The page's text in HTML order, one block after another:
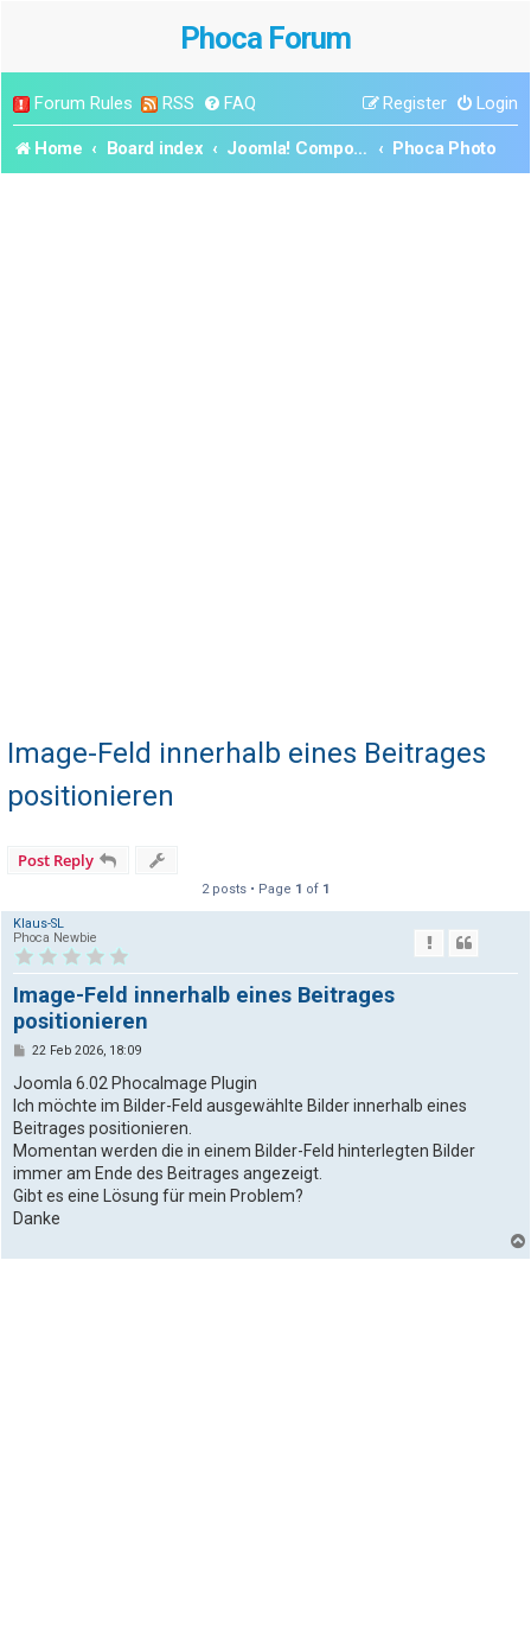
Phoca Forum
Forum Rules RSS FAQ Login
Register
Home Board index Joomla! Components Phoca Photo
Image-Feld innerhalb eines Beitrages
positionieren
Post Reply
2 posts • Page 1 of 1
Klaus-SL
Phoca Newbie
Image-Feld innerhalb eines Beitrages
positionieren
P
s
t
22 Feb 2026, 18:09
Joomla 6.02 PhocaImage Plugin
Ich möchte im Bilder-Feld ausgewählte Bilder innerhalb eines
Beitrages positionieren.
Momentan werden die in einem Bilder-Feld hinterlegten Bilder
immer am Ende des Beitrages angezeigt.
Gibt es eine Lösung für mein Problem?
Danke